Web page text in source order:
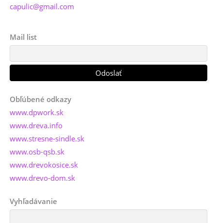
capulic@gmail.com
Mail list
Obľúbené odkazy
www.dpwork.sk
www.dreva.info
www.stresne-sindle.sk
www.osb-qsb.sk
www.drevokosice.sk
www.drevo-dom.sk
Vyhľadávanie